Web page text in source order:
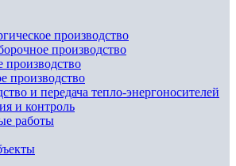
производство
производство
производство
производство
и передача тепло-энергоносителей
и контроль
работы